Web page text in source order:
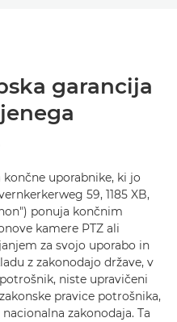
garancija
uporabnike, ki jo
59, 1185 XB,
ponuja končnim
kamere PTZ ali
za svojo uporabo in
z zakonodajo države, v
niste upravičeni
pravice potrošnika,
zakonodaja. Ta